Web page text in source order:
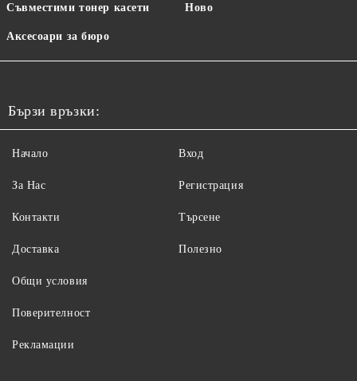
Съвместими тонер касети
Аксесоари за бюро
Ново
Бързи връзки:
Начало
За Нас
Контакти
Доставка
Вход
Регистрация
Търсене
Полезно
Общи условия
Поверителност
Рекламации